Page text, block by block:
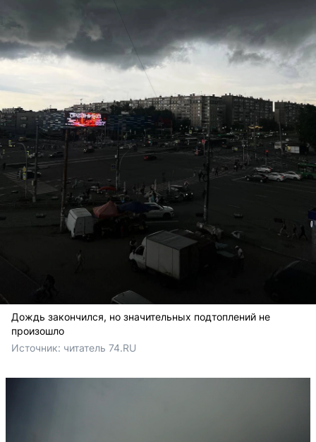
Дождь закончился, но значительных подтоплений не
произошло
Источник: читатель 74.RU